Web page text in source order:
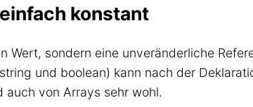
konstant
Wert, sondern eine unveränderliche
und boolean) kann nach der
auch von Arrays sehr wohl.